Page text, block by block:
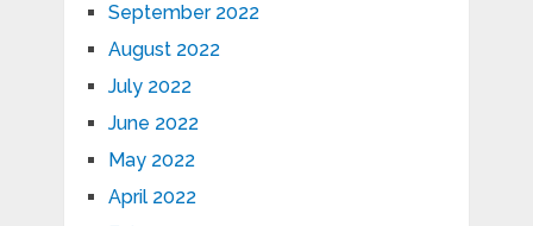
September 2022
August 2022
July 2022
June 2022
May 2022
April 2022